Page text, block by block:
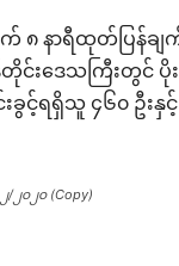
၈ နာရီထုတ်ပြန်ခ
းဒေသကြီးတွင် ပို
ခွင့်ရရှိသူ ၄၆၀ ဦး
/၂၀၂၀ (Copy)